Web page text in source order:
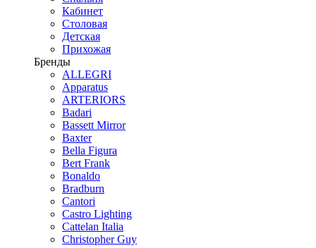
Кабинет
Столовая
Детская
Прихожая
Бренды
ALLEGRI
Apparatus
ARTERIORS
Badari
Bassett Mirror
Baxter
Bella Figura
Bert Frank
Bonaldo
Bradburn
Cantori
Castro Lighting
Cattelan Italia
Christopher Guy